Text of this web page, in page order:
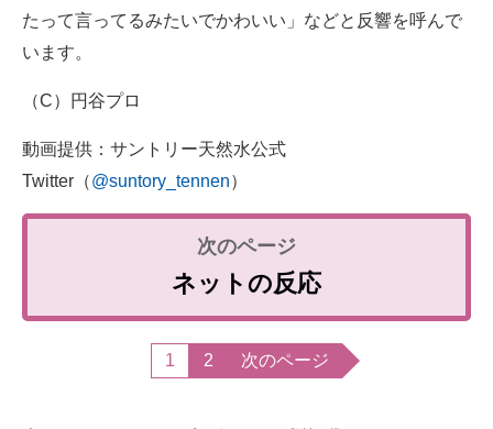
たって言ってるみたいでかわいい」などと反響を呼んで
います。
（C）円谷プロ
動画提供：サントリー天然水公式
Twitter（@suntory_tennen）
ネットの反応
1 2 次のページ